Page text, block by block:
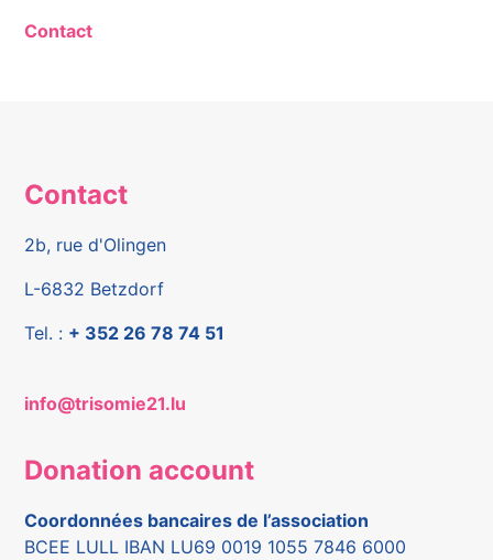
Contact
Contact
2b, rue d'Olingen
L-6832 Betzdorf
Tel. : + 352 26 78 74 51
info@trisomie21.lu
Donation account
Coordonnées bancaires de l’association
BCEE LULL IBAN LU69 0019 1055 7846 6000